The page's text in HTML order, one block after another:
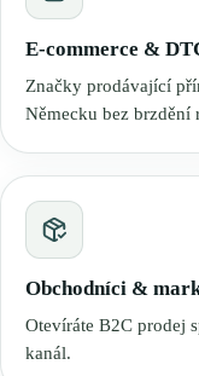
E-commerce &
Značky prodávající
Německu bez brzdění
Obchodníci &
Otevíráte B2C prodej
kanál.